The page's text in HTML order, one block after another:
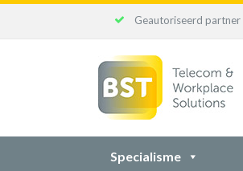
Geautoriseerd partner
Specialisme